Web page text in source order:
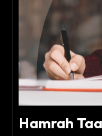
Hamrah